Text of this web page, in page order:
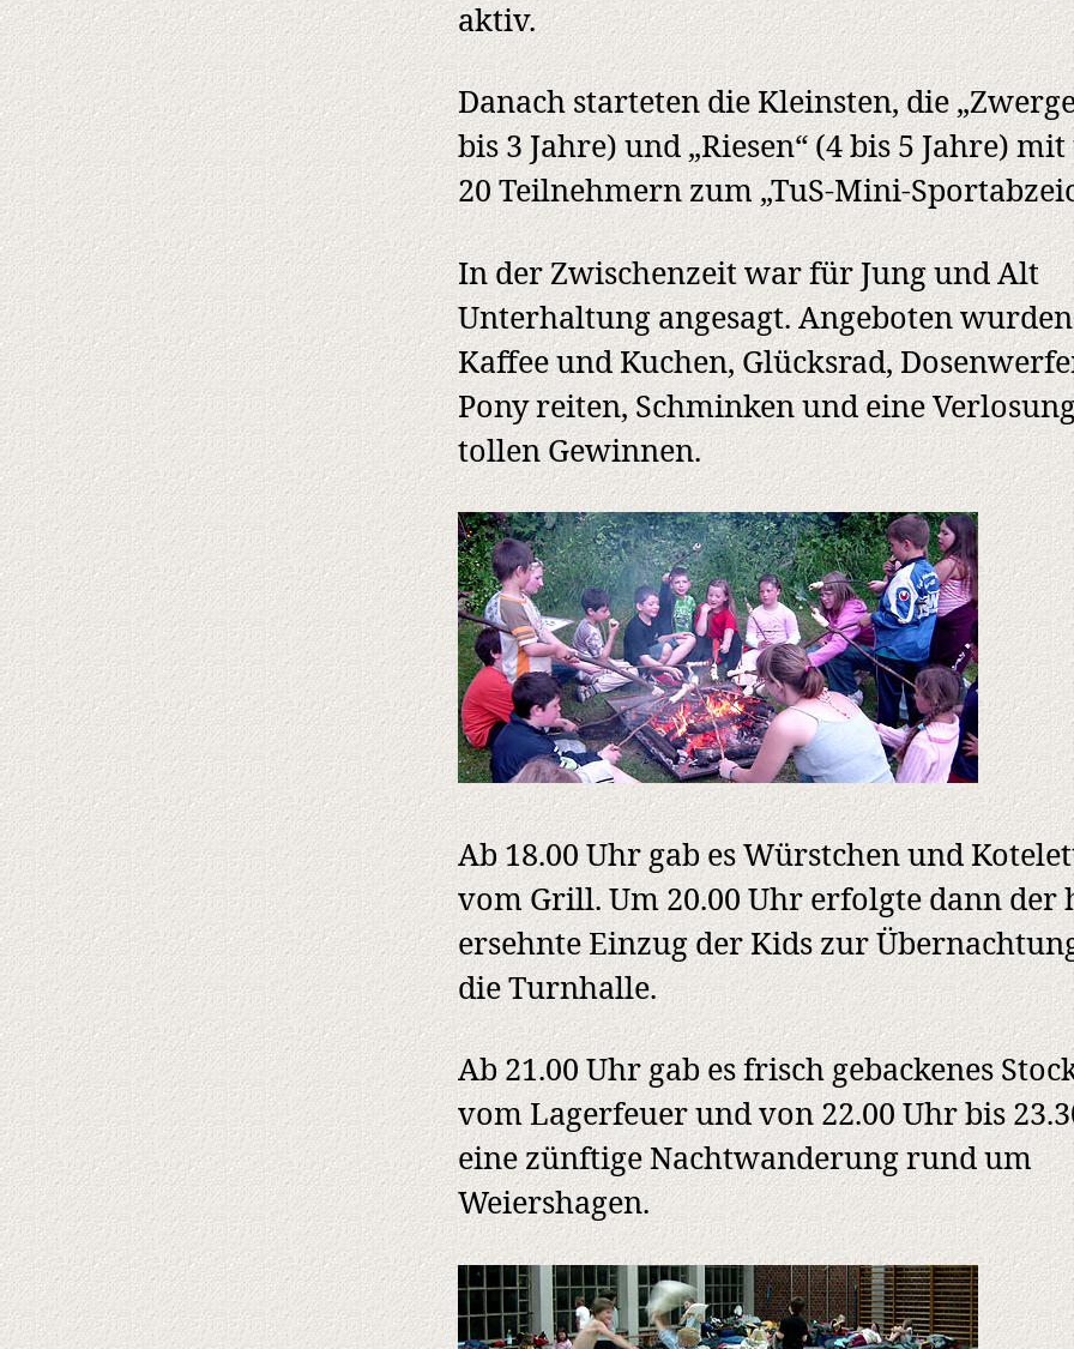
aktiv.
Danach starteten die Kleinsten, die
bis 3 Jahre) und „Riesen“ (4 bis 5 Jahre)
20 Teilnehmern zum „TuS-Mini-
In der Zwischenzeit war für Jung und Alt
Unterhaltung angesagt. Angeboten wurden
Kaffee und Kuchen, Glücksrad,
Pony reiten, Schminken und eine
tollen Gewinnen.
Ab 18.00 Uhr gab es Würstchen und
vom Grill. Um 20.00 Uhr erfolgte dann der
ersehnte Einzug der Kids zur
die Turnhalle.
Ab 21.00 Uhr gab es frisch gebackenes
vom Lagerfeuer und von 22.00 Uhr bis
eine zünftige Nachtwanderung rund um
Weiershagen.